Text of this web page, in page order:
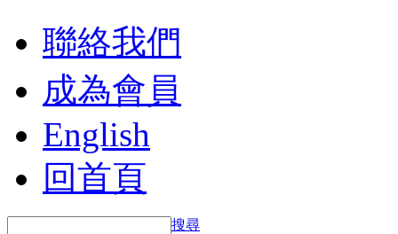
聯絡我們
成為會員
English
回首頁
搜尋